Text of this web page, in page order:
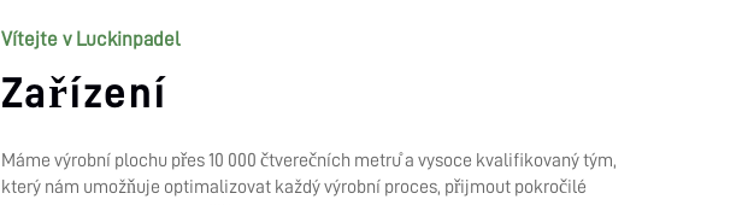
Vítejte v Luckinpadel
Zařízení
Máme výrobní plochu přes 10 000 čtverečních metrů a vysoce kvalifikovaný tým,
který nám umožňuje optimalizovat každý výrobní proces, přijmout pokročilé